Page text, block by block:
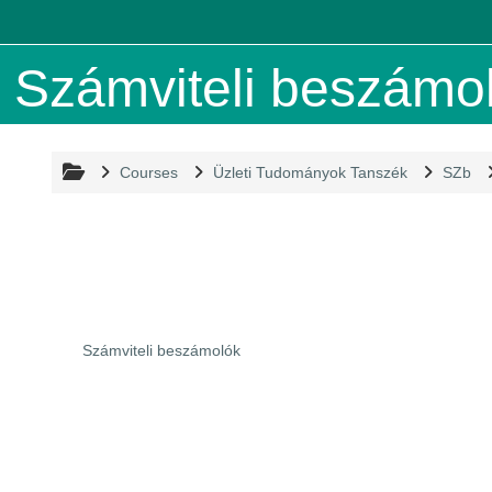
Számviteli
Courses Üzleti Tudományok Tanszék SZb
Számviteli beszámolók